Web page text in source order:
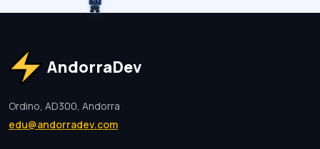
AndorraDev
Ordino, AD300, Andorra
edu@andorradev.com